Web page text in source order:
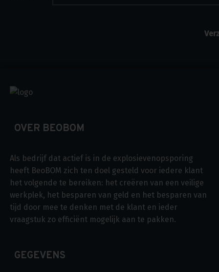
OVER BEOBOM
Als bedrijf dat actief is in de explosievenopsporing
heeft BeoBOM zich ten doel gesteld voor iedere klant
het volgende te bereiken: het creëren van een veilige
werkplek, het besparen van geld en het besparen van
tijd door mee te denken met de klant en ieder
vraagstuk zo efficiënt mogelijk aan te pakken.
GEGEVENS